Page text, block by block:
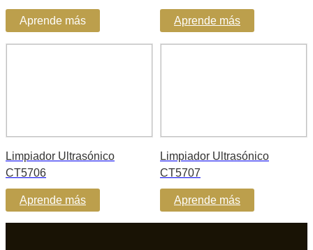
Aprende más Aprende más
Limpiador Ultrasónico
CT5706
Aprende más
Limpiador Ultrasónico
CT5707
Aprende más